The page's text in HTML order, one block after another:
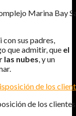
Marina Bay
con sus padres,
que admitir, que el
las nubes, y un
de los